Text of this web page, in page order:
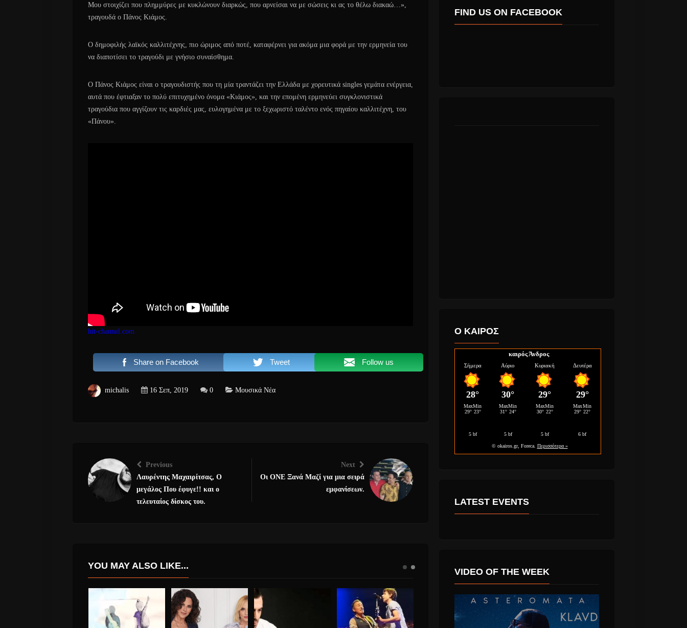
Μου στοιχίζει που πλημμύρες με κυκλώνουν διαρκώς, που αρνείσαι να με σώσεις κι ας το θέλω διακαώ…»,
τραγουδά ο Πάνος Κιάμος.
Ο δημοφιλής λαϊκός καλλιτέχνης, πιο ώριμος από ποτέ, καταφέρνει για ακόμα μια φορά με την ερμηνεία του
να διαποτίσει το τραγούδι με γνήσιο συναίσθημα.
Ο Πάνος Κιάμος είναι ο τραγουδιστής που τη μία τραντάζει την Ελλάδα με χορευτικά singles γεμάτα ενέργεια,
αυτά που έφτιαξαν το πολύ επιτυχημένο όνομα «Κιάμος», και την επομένη ερμηνεύει συγκλονιστικά
τραγούδια που αγγίζουν τις καρδιές μας, ευλογημένα με το ξεχωριστό ταλέντο ενός πηγαίου καλλιτέχνη, του
«Πάνου».
hit-channel.com
Share on Facebook Tweet Follow us
michalis 16 Σεπ, 2019 0 Μουσικά Νέα
Previous
Λαυρέντης Μαχαιρίτσας, Ο
μεγάλος Που έφυγε!! και ο
τελευταίος δίσκος του.
Next
Οι ONE Ξανά Μαζί για μια σειρά
εμφανίσεων.
YOU MAY ALSO LIKE...
FIND US ON FACEBOOK
Ο ΚΑΙΡΟΣ
καιρός Άνδρος
LATEST EVENTS
VIDEO OF THE WEEK